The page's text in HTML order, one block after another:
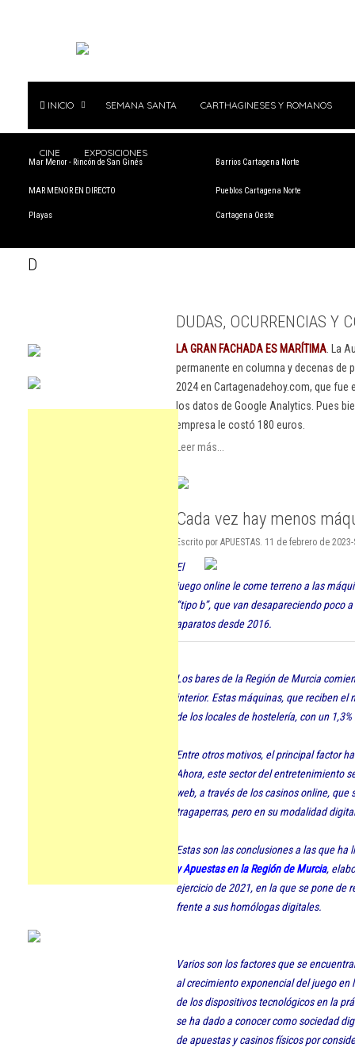
INICIO SEMANA SANTA CARTHAGINESES Y ROMANOS
CINE EXPOSICIONES
Mar Menor - Rincón de San Ginés
MAR MENOR EN DIRECTO
Playas
Barrios Cartagena Norte
Pueblos Cartagena Norte
Cartagena Oeste
D
DUDAS, OCURRENCIAS Y
LA GRAN FACHADA ES MARÍTIMA . La
permanente en columna y decenas
2024 en Cartagenadehoy.com, que
los datos de Google Analytics. Pues
empresa le costó 180 euros.
Leer más...
Cada vez hay menos
Escrito por APUESTAS. 11 de febrero de 2023-
El
juego online le come terreno a las
“tipo b”, que van desapareciendo poco
aparatos desde 2016.
Los bares de la Región de Murcia
interior. Estas máquinas, que reciben
de los locales de hostelería, con un
Entre otros motivos, el principal factor
Ahora, este sector del entretenimiento
web, a través de los casinos online,
tragaperras, pero en su modalidad
Estas son las conclusiones a las que ha
y Apuestas en la Región de Murcia,
ejercicio de 2021, en la que se pone de
frente a sus homólogas digitales.
Varios son los factores que se
al crecimiento exponencial del juego
de los dispositivos tecnológicos en la
se ha dado a conocer como sociedad
de apuestas y casinos físicos por